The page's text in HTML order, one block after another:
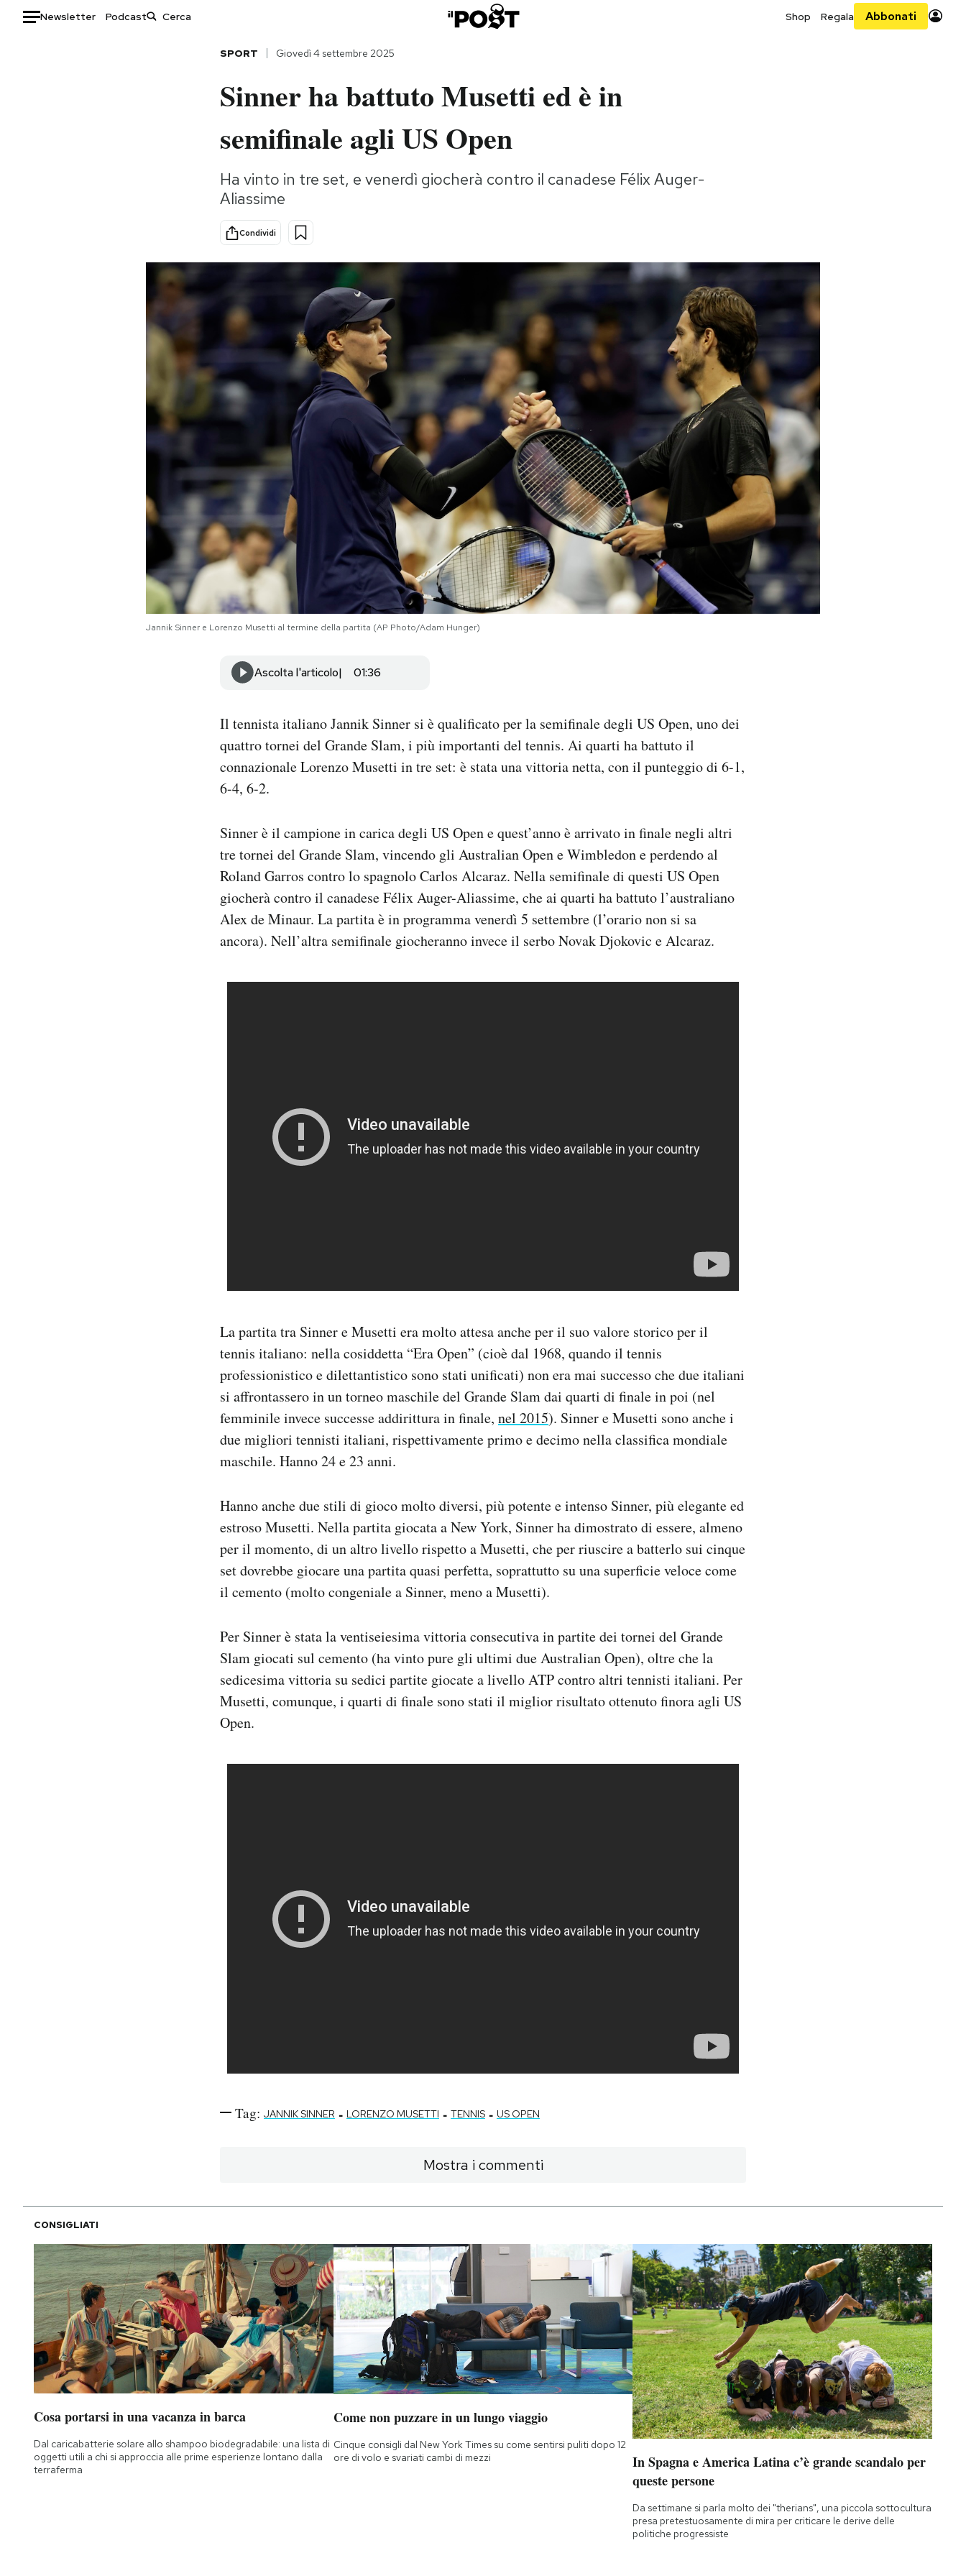
Newsletter Podcast Shop Regala Abbonati
Storie/Idee
Ok Boomer!
Altrecose
Mondiali calcio 2026
AREA PERSONALE
SPORT Giovedì 4 settembre 2025
Sinner ha battuto Musetti ed è in
semifinale agli US Open
Ha vinto in tre set, e venerdì giocherà contro il canadese Félix Auger-
Aliassime
Condividi
Jannik Sinner e Lorenzo Musetti al termine della partita (AP Photo/Adam Hunger)
Ascolta l'articolo 01:36
Il tennista italiano Jannik Sinner si è qualificato per la semifinale degli US Open, uno dei
quattro tornei del Grande Slam, i più importanti del tennis. Ai quarti ha battuto il
connazionale Lorenzo Musetti in tre set: è stata una vittoria netta, con il punteggio di 6-1,
6-4, 6-2.
Sinner è il campione in carica degli US Open e quest’anno è arrivato in finale negli altri
tre tornei del Grande Slam, vincendo gli Australian Open e Wimbledon e perdendo al
Roland Garros contro lo spagnolo Carlos Alcaraz. Nella semifinale di questi US Open
giocherà contro il canadese Félix Auger-Aliassime, che ai quarti ha battuto l’australiano
Alex de Minaur. La partita è in programma venerdì 5 settembre (l’orario non si sa
ancora). Nell’altra semifinale giocheranno invece il serbo Novak Djokovic e Alcaraz.
La partita tra Sinner e Musetti era molto attesa anche per il suo valore storico per il
tennis italiano: nella cosiddetta “Era Open” (cioè dal 1968, quando il tennis
professionistico e dilettantistico sono stati unificati) non era mai successo che due italiani
si affrontassero in un torneo maschile del Grande Slam dai quarti di finale in poi (nel
femminile invece successe addirittura in finale, nel 2015). Sinner e Musetti sono anche i
due migliori tennisti italiani, rispettivamente primo e decimo nella classifica mondiale
maschile. Hanno 24 e 23 anni.
Hanno anche due stili di gioco molto diversi, più potente e intenso Sinner, più elegante ed
estroso Musetti. Nella partita giocata a New York, Sinner ha dimostrato di essere, almeno
per il momento, di un altro livello rispetto a Musetti, che per riuscire a batterlo sui cinque
set dovrebbe giocare una partita quasi perfetta, soprattutto su una superficie veloce come
il cemento (molto congeniale a Sinner, meno a Musetti).
Per Sinner è stata la ventiseiesima vittoria consecutiva in partite dei tornei del Grande
Slam giocati sul cemento (ha vinto pure gli ultimi due Australian Open), oltre che la
sedicesima vittoria su sedici partite giocate a livello ATP contro altri tennisti italiani. Per
Musetti, comunque, i quarti di finale sono stati il miglior risultato ottenuto finora agli US
Open.
Tag: JANNIK SINNER - LORENZO MUSETTI - TENNIS - US OPEN
Mostra i commenti
CONSIGLIATI
Cosa portarsi in una vacanza in barca
Dal caricabatterie solare allo shampoo biodegradabile: una lista di
oggetti utili a chi si approccia alle prime esperienze lontano dalla
terraferma
Come non puzzare in un lungo viaggio
Cinque consigli dal New York Times su come sentirsi puliti dopo 12
ore di volo e svariati cambi di mezzi
In Spagna e America Latina c’è grande scandalo per
queste persone
Da settimane si parla molto dei "therians", una piccola sottocultura
presa pretestuosamente di mira per criticare le derive delle
politiche progressiste